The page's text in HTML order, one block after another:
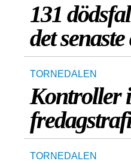
131
det
TORNEDALEN
Kontroller i
TORNEDALEN